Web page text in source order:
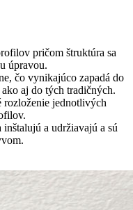
pričom štruktúra sa
úpravou.
čo vynikajúco zapadá do
aj do tých tradičných.
jednotlivých
a udržiavajú a sú